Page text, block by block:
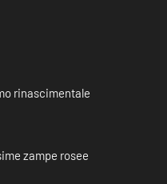
rinascimentale
zampe rosee